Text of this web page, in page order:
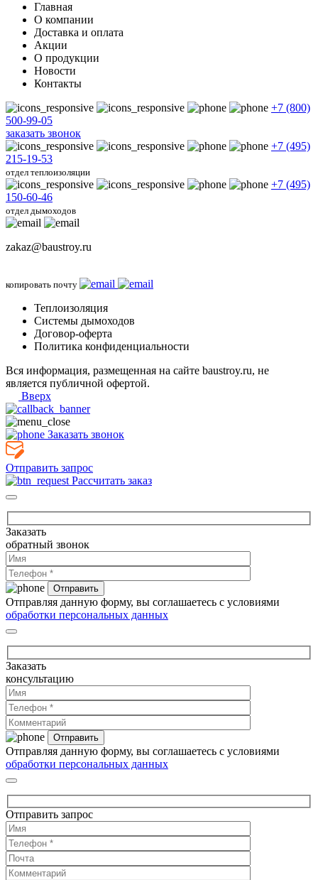
Главная
О компании
Доставка и оплата
Акции
О продукции
Новости
Контакты
+7 (800)
500-99-05
заказать звонок
+7 (495)
215-19-53
отдел теплоизоляции
+7 (495)
150-60-46
отдел дымоходов
zakaz@baustroy.ru
копировать почту
Теплоизоляция
Системы дымоходов
Договор-оферта
Политика конфиденциальности
Вся информация, размещенная на сайте baustroy.ru, не
является публичной офертой.
Вверх
Заказать звонок
Отправить запрос
Рассчитать заказ
Заказать
обратный звонок
Отправляя данную форму, вы соглашаетесь с условиями
обработки персональных данных
Заказать
консультацию
Отправляя данную форму, вы соглашаетесь с условиями
обработки персональных данных
Отправить запрос